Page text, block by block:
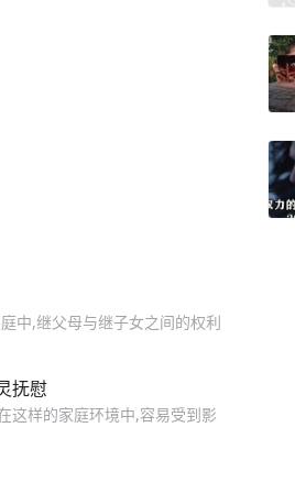
中,继父母与继子女之间的权利
抚慰
这样的家庭环境中,容易受到影